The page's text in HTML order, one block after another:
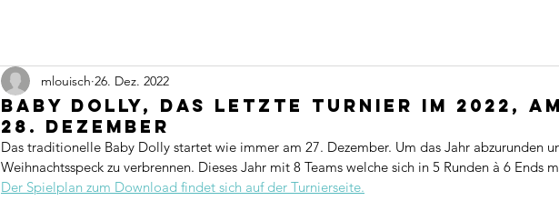
Baby Dolly, das letzte Turnier im 2022,
28. Dezember
mlouisch 26. Dez. 2022
Das traditionelle Baby Dolly startet wie immer am 27. Dezember. Um das Jahr abzurunden
Weihnachtsspeck zu verbrennen. Dieses Jahr mit 8 Teams welche sich in 5 Runden à 6 Ends
Der Spielplan zum Download findet sich auf der Turnierseite.